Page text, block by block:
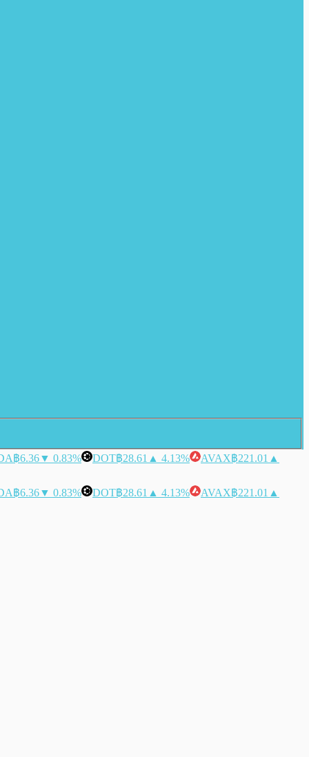
฿6.36▼ 0.83% DOT฿28.61 ▲ 4.13% AVAX฿221.01 ▲
฿6.36▼ 0.83% DOT฿28.61 ▲ 4.13% AVAX฿221.01 ▲